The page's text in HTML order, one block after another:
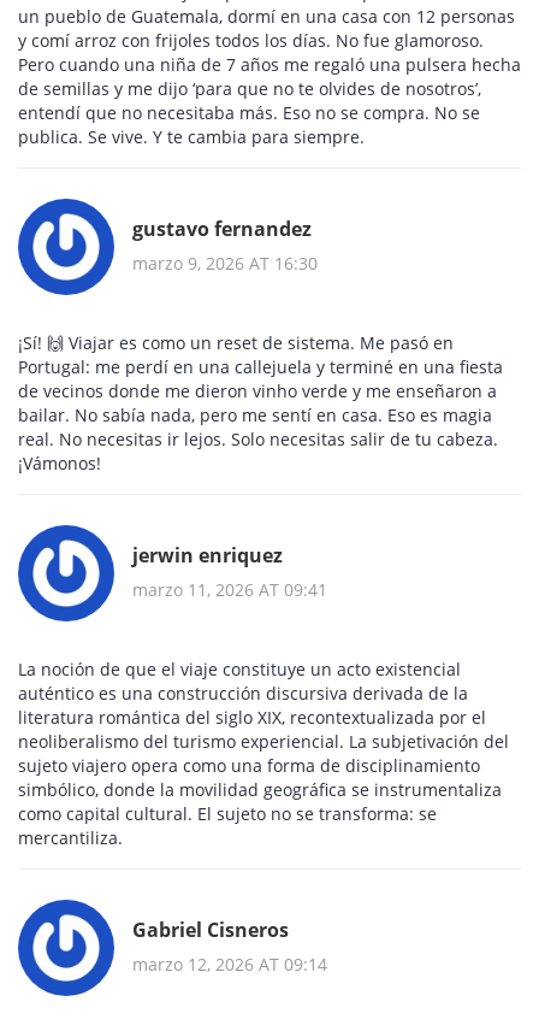
un pueblo de Guatemala, dormí en una casa con 12 personas
y comí arroz con frijoles todos los días. No fue glamoroso.
Pero cuando una niña de 7 años me regaló una pulsera hecha
de semillas y me dijo ‘para que no te olvides de nosotros’,
entendí que no necesitaba más. Eso no se compra. No se
publica. Se vive. Y te cambia para siempre.
gustavo fernandez
marzo 9, 2026 AT 16:30
¡Sí! 🙌 Viajar es como un reset de sistema. Me pasó en
Portugal: me perdí en una callejuela y terminé en una fiesta
de vecinos donde me dieron vinho verde y me enseñaron a
bailar. No sabía nada, pero me sentí en casa. Eso es magia
real. No necesitas ir lejos. Solo necesitas salir de tu cabeza.
¡Vámonos!
jerwin enriquez
marzo 11, 2026 AT 09:41
La noción de que el viaje constituye un acto existencial
auténtico es una construcción discursiva derivada de la
literatura romántica del siglo XIX, recontextualizada por el
neoliberalismo del turismo experiencial. La subjetivación del
sujeto viajero opera como una forma de disciplinamiento
simbólico, donde la movilidad geográfica se instrumentaliza
como capital cultural. El sujeto no se transforma: se
mercantiliza.
Gabriel Cisneros
marzo 12, 2026 AT 09:14